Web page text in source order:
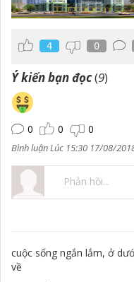
4 0
Ý kiến bạn đọc(9)
0 0 0
Bình luận Lúc 15:30 17/08/
cuộc sống ngắn lắm, ở
về